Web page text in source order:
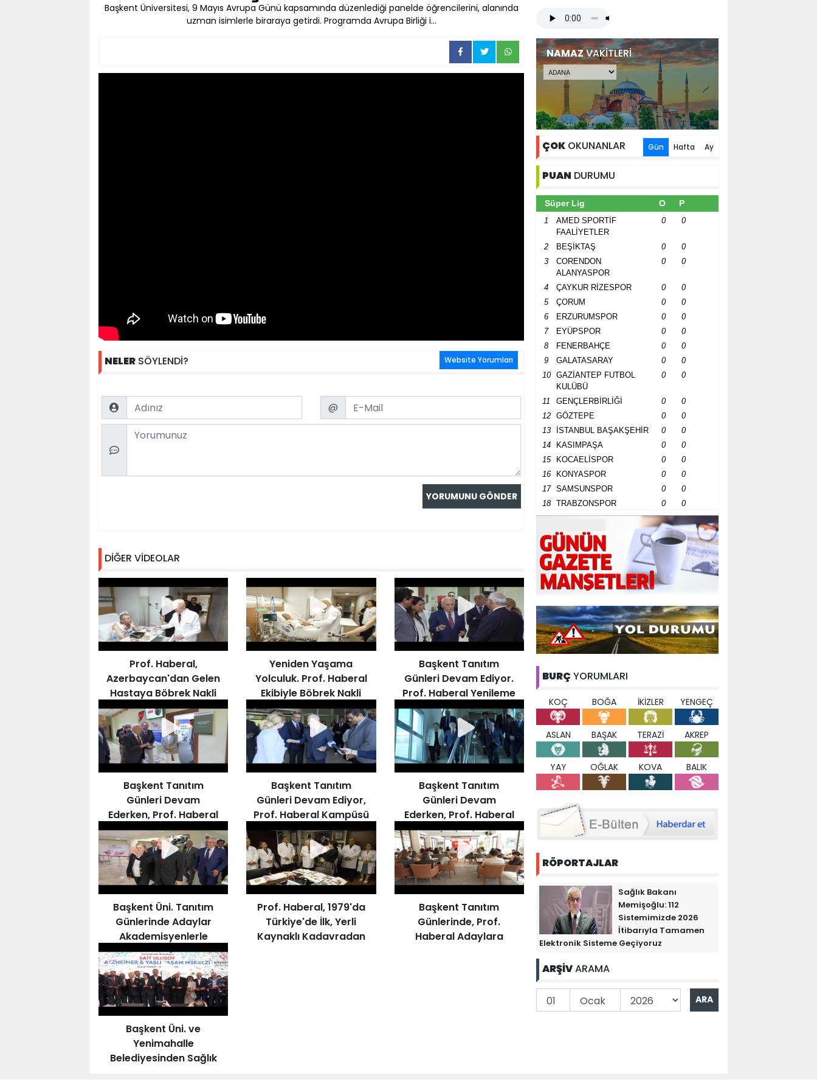
Başkent Üniversitesi, 9 Mayıs Avrupa Günü kapsamında düzenlediği panelde öğrencilerini, alanında
uzman isimlerle biraraya getirdi. Programda Avrupa Birliği i...
NELER SÖYLENDİ? Website Yorumları
Name Email
@
Comment
DİĞER VİDEOLAR
Prof. Haberal,
Azerbaycan'dan Gelen
Hastaya Böbrek Nakli
Gerçekleştirdi,
Kampüsü Ziyaret Etti
Yeniden Yaşama
Yolculuk. Prof. Haberal
Ekibiyle Böbrek Nakli
Gerçekleştirdi
Başkent Tanıtım
Günleri Devam Ediyor.
Prof. Haberal Yenileme
Çalışmalarını Denetledi
Başkent Tanıtım
Günleri Devam
Ederken, Prof. Haberal
Kampüste
İncelemelerde Bulundu
Başkent Tanıtım
Günleri Devam Ediyor,
Prof. Haberal Kampüsü
Ziyaret Etti
Başkent Tanıtım
Günleri Devam
Ederken, Prof. Haberal
Yenileme Çalışmalarını
Denetledi
Başkent Üni. Tanıtım
Günlerinde Adaylar
Akademisyenlerle
Buluşuyor
Prof. Haberal, 1979'da
Türkiye'de İlk, Yerli
Kaynaklı Kadavradan
Başkent Tanıtım
Günlerinde, Prof.
Haberal Adaylara
Başkent Üni. ve
Yenimahalle
Belediyesinden Sağlık
NAMAZVAKİTLERİ
ÇOK OKUNANLAR Gün Hafta Ay
PUAN DURUMU
Süper Lig O P
1
AMED SPORTİF
FAALİYETLER
0 0
2 BEŞİKTAŞ 0
0
3
CORENDON
ALANYASPOR
0 0
4 ÇAYKUR RİZESPOR 0
0
5
ÇORUM 0
0
6
ERZURUMSPOR 0
0
7
EYÜPSPOR 0
0
8
FENERBAHÇE 0
0
9
GALATASARAY 0
0
10
GAZİANTEP FUTBOL
KULÜBÜ
0 0
11 GENÇLERBİRLİĞİ 0
0
12
GÖZTEPE 0
0
13
İSTANBUL BAŞAKŞEHİR 0
0
14
KASIMPAŞA 0
0
15
KOCAELİSPOR 0
0
16
KONYASPOR 0
0
17
SAMSUNSPOR 0
0
18
TRABZONSPOR 0 0
BURÇ YORUMLARI
KOÇ BOĞA İKİZLER YENGEÇ
ASLAN BAŞAK TERAZİ AKREP
YAY OĞLAK KOVA BALIK
RÖPORTAJLAR
Sağlık Bakanı
Memişoğlu: 112
Sistemimizde 2026
İtibarıyla Tamamen
Elektronik Sisteme Geçiyoruz
ARŞİVARAMA